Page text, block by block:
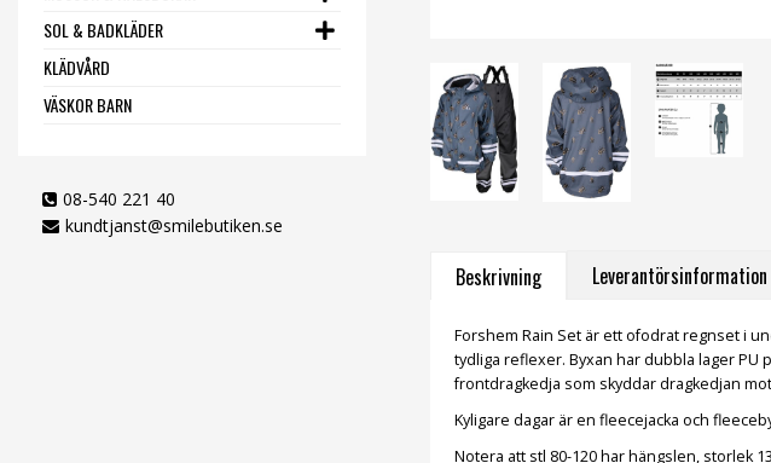
SOL & BADKLÄDER
KLÄDVÅRD
VÄSKOR BARN
08-540 221 40
kundtjanst@smilebutiken.se
Beskrivning Leverantörsinformation
Forshem Rain Set är ett ofodrat regnset i
tydliga reflexer. Byxan har dubbla lager PU
frontdragkedja som skyddar dragkedjan
Kyligare dagar är en fleecejacka och
Notera att stl 80-120 har hängslen, storlek